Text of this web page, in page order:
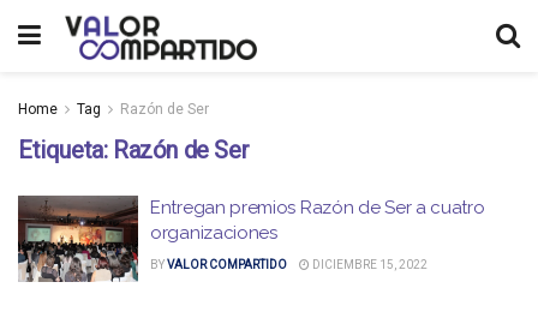
Home Tag Razón de Ser
Etiqueta: Razón de Ser
Entregan premios Razón de Ser a cuatro
organizaciones
BYVALOR COMPARTIDO DICIEMBRE 15, 2022